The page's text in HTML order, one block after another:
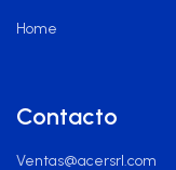
Home
Contacto
Ventas@acersrl.com